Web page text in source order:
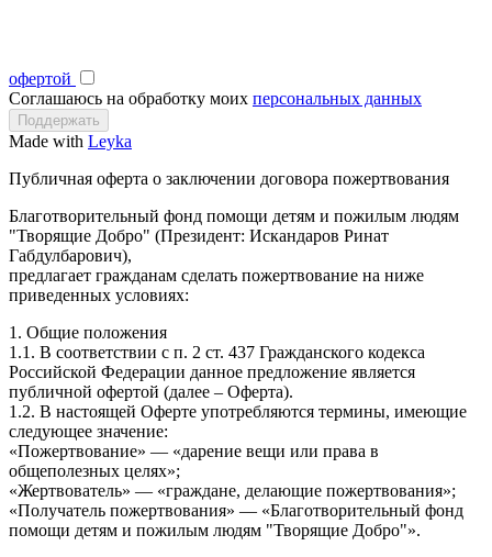
офертой
Соглашаюсь на обработку моих персональных данных
Made with Leyka
Публичная оферта о заключении договора пожертвования
Благотворительный фонд помощи детям и пожилым людям
"Творящие Добро" (Президент: Искандаров Ринат
Габдулбарович),
предлагает гражданам сделать пожертвование на ниже
приведенных условиях:
1. Общие положения
1.1. В соответствии с п. 2 ст. 437 Гражданского кодекса
Российской Федерации данное предложение является
публичной офертой (далее – Оферта).
1.2. В настоящей Оферте употребляются термины, имеющие
следующее значение:
«Пожертвование» — «дарение вещи или права в
общеполезных целях»;
«Жертвователь» — «граждане, делающие пожертвования»;
«Получатель пожертвования» — «Благотворительный фонд
помощи детям и пожилым людям "Творящие Добро"».